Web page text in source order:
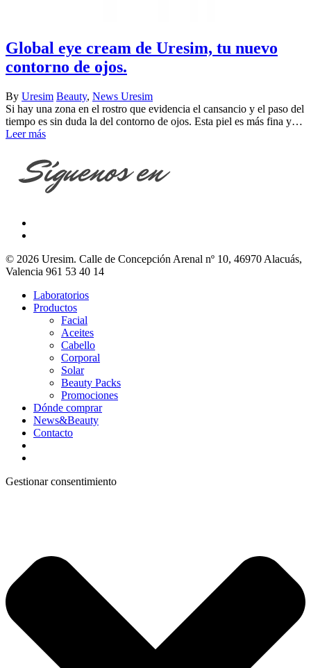
Global eye cream de Uresim, tu nuevo
contorno de ojos.
By Uresim Beauty, News Uresim
Si hay una zona en el rostro que evidencia el cansancio y el paso del
tiempo es sin duda la del contorno de ojos. Esta piel es más fina y…
Leer más
© 2026 Uresim. Calle de Concepción Arenal nº 10, 46970 Alacuás,
Valencia 961 53 40 14
Laboratorios
Productos
Facial
Aceites
Cabello
Corporal
Solar
Beauty Packs
Promociones
Dónde comprar
News&Beauty
Contacto
Gestionar consentimiento